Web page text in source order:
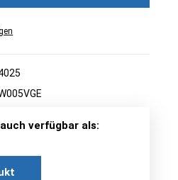
verfügbar als: